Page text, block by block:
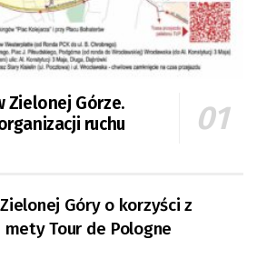
Zielonej Górze.
ruchu
Góry o korzyści z
Tour de Pologne